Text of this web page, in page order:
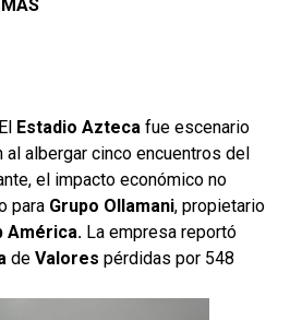
Estadio Azteca fue escenario
al albergar cinco encuentros del
el impacto económico no
para Grupo Ollamani, propietario
América. La empresa reportó
de Valores pérdidas por 548